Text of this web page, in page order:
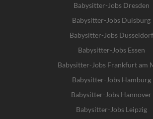
Babysitter-Jobs Dresden
Babysitter-Jobs Duisburg
Babysitter-Jobs Düsseldorf
Babysitter-Jobs Essen
Babysitter-Jobs Frankfurt am
Babysitter-Jobs Hamburg
Babysitter-Jobs Hannover
Babysitter-Jobs Leipzig